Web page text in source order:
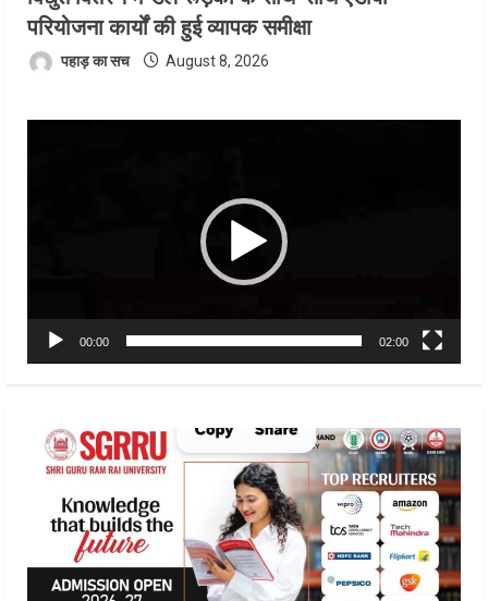
परियोजना कार्यों की हुई व्यापक समीक्षा
पहाड़ का सच August 8, 2026
00:00 02:00